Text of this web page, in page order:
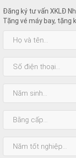
Đăng ký tư vấn XKLĐ
Tặng vé máy bay, tặng
sinh:
cấp
nhất: